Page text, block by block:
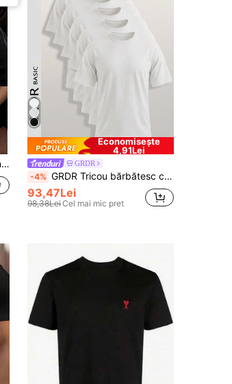
Economisește
4,91Lei
GRDR
-4% GRDR Tricou bărbătesc cu mânecă scurtă, culoare solidă, casual, versatil, pentru purtare zilnică
93,47Lei
98,38LeiCel mai mic pret